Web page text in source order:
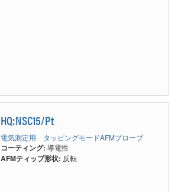
HQ:NSC15/Pt
電気測定用 タッピングモードAFMプローブ
コーティング: 導電性
AFMティップ形状: 反転